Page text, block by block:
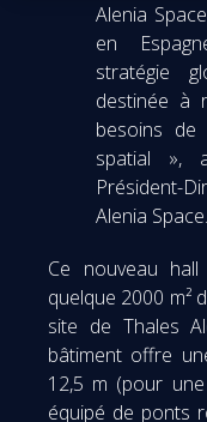
Alenia
en
stratégie
destinée à
besoins
spatial »,
Président-
Alenia Space.
Ce nouveau
quelque 2000 m²
site de Thales
bâtiment offre
12,5 m (pour
équipé de ponts